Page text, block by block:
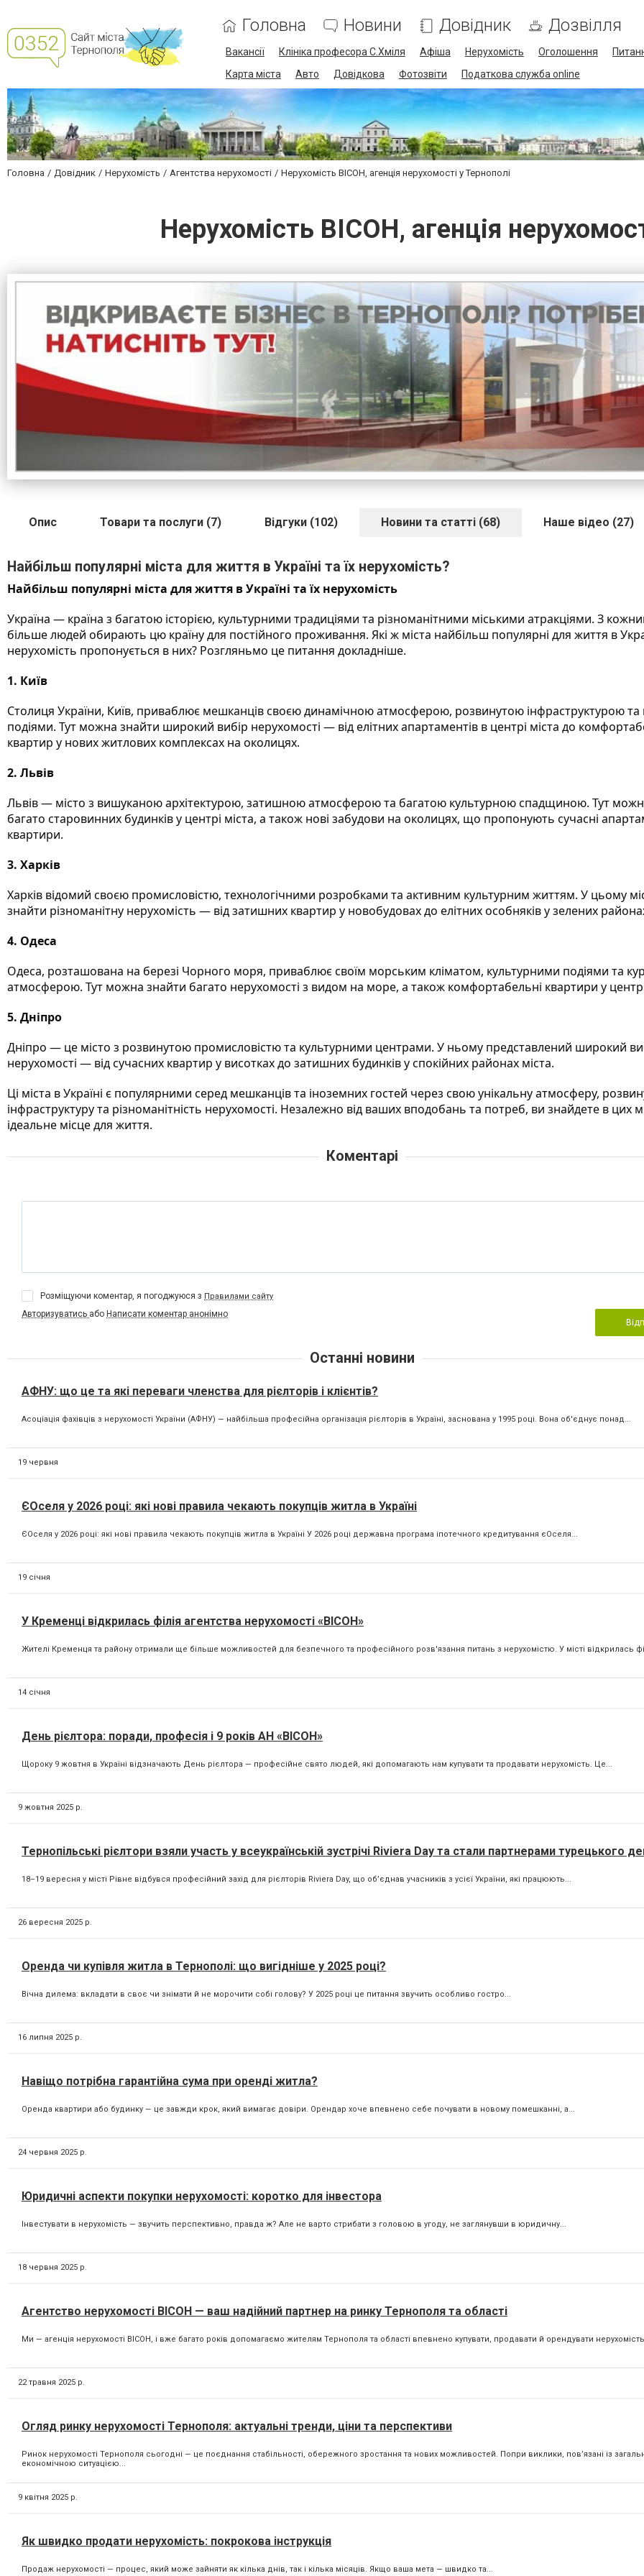
Головна Новини Довідник Дозвілля
Вакансії Клініка професора С.Хміля Афіша Нерухомість Оголошення
Карта міста
Авто Довідкова Фотозвіти Податкова служба online
Головна Довідник Нерухомість Агентства нерухомості Нерухомість ВІСОН, агенція нерухомості у Тернополі
Нерухомість ВІСОН, агенція
Опис Товари та послуги (7) Відгуки (102) Новини та статті (68) Наше відео (27)
Найбільш популярні міста для життя в Україні та їх нерухомість?
Найбільш популярні міста для життя в Україні та їх нерухомість
Україна — країна з багатою історією, культурними традиціями та різноманітними міськими атракціями. З
більше людей обирають цю країну для постійного проживання. Які ж міста найбільш популярні для життя в
нерухомість пропонується в них? Розгляньмо це питання докладніше.
1. Київ
Столиця України, Київ, приваблює мешканців своєю динамічною атмосферою, розвинутою інфраструктурою та
подіями. Тут можна знайти широкий вибір нерухомості — від елітних апартаментів в центрі міста до
квартир у нових житлових комплексах на околицях.
2. Львів
Львів — місто з вишуканою архітектурою, затишною атмосферою та багатою культурною спадщиною. Тут
багато старовинних будинків у центрі міста, а також нові забудови на околицях, що пропонують сучасні
квартири.
3. Харків
Харків відомий своєю промисловістю, технологічними розробками та активним культурним життям. У цьому
знайти різноманітну нерухомість — від затишних квартир у новобудовах до елітних особняків у зелених
4. Одеса
Одеса, розташована на березі Чорного моря, приваблює своїм морським кліматом, культурними подіями та
атмосферою. Тут можна знайти багато нерухомості з видом на море, а також комфортабельні квартири у
5. Дніпро
Дніпро — це місто з розвинутою промисловістю та культурними центрами. У ньому представлений широкий
нерухомості — від сучасних квартир у висотках до затишних будинків у спокійних районах міста.
Ці міста в Україні є популярними серед мешканців та іноземних гостей через свою унікальну атмосферу,
інфраструктуру та різноманітність нерухомості. Незалежно від ваших вподобань та потреб, ви знайдете в цих
ідеальне місце для життя.
Коментарі
Розміщуючи коментар, я погоджуюся з Правилами сайту
Авторизуватись або Написати коментар анонімно
Останні новини
АФНУ: що це та які переваги членства для рієлторів і клієнтів?
Асоціація фахівців з нерухомості України (АФНУ) — найбільша професійна організація рієлторів в Україні, заснована у 1995 році. Вона об'єднує понад...
19 червня
ЄОселя у 2026 році: які нові правила чекають покупців житла в Україні
ЄОселя у 2026 році: які нові правила чекають покупців житла в Україні У 2026 році державна програма іпотечного кредитування єОселя...
19 січня
У Кременці відкрилась філія агентства нерухомості «ВІСОН»
Жителі Кременця та району отримали ще більше можливостей для безпечного та професійного розв'язання питань з нерухомістю. У місті відкрилась
14 січня
День рієлтора: поради, професія і 9 років АН «ВІСОН»
Щороку 9 жовтня в Україні відзначають День рієлтора — професійне свято людей, які допомагають нам купувати та продавати нерухомість. Це...
9 жовтня 2025 р.
Тернопільські рієлтори взяли участь у всеукраїнській зустрічі Riviera Day та стали партнерами турецького
18–19 вересня у місті Рівне відбувся професійний захід для рієлторів Riviera Day, що об’єднав учасників з усієї України, які працюють...
26 вересня 2025 р.
Оренда чи купівля житла в Тернополі: що вигідніше у 2025 році?
Вічна дилема: вкладати в своє чи знімати й не морочити собі голову? У 2025 році це питання звучить особливо гостро...
16 липня 2025 р.
Навіщо потрібна гарантійна сума при оренді житла?
Оренда квартири або будинку — це завжди крок, який вимагає довіри. Орендар хоче впевнено себе почувати в новому помешканні, а...
24 червня 2025 р.
Юридичні аспекти покупки нерухомості: коротко для інвестора
Інвестувати в нерухомість — звучить перспективно, правда ж? Але не варто стрибати з головою в угоду, не заглянувши в юридичну...
18 червня 2025 р.
Агентство нерухомості ВІСОН — ваш надійний партнер на ринку Тернополя та області
Ми — агенція нерухомості ВІСОН, і вже багато років допомагаємо жителям Тернополя та області впевнено купувати, продавати й орендувати
22 травня 2025 р.
Огляд ринку нерухомості Тернополя: актуальні тренди, ціни та перспективи
Ринок нерухомості Тернополя сьогодні — це поєднання стабільності, обережного зростання та нових можливостей. Попри виклики, пов’язані із
економічною ситуацією...
9 квітня 2025 р.
Як швидко продати нерухомість: покрокова інструкція
Продаж нерухомості — процес, який може зайняти як кілька днів, так і кілька місяців. Якщо ваша мета — швидко та...